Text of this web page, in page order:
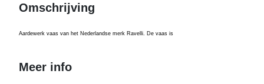
Omschrijving
Aardewerk vaas van het Nederlandse merk Ravelli. De vaas is
Meer info